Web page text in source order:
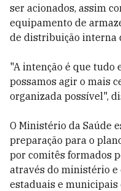
ser acionados, assim
equipamento de
de distribuição interna
"A intenção é que tudo
possamos agir o mais
organizada possível",
O Ministério da Saúde
preparação para o
por comitês formados
através do ministério e
estaduais e municipais